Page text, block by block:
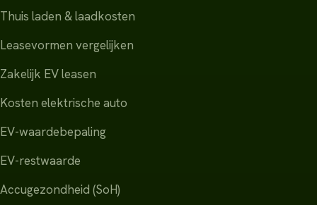
Thuis laden & laadkosten
Leasevormen vergelijken
Zakelijk EV leasen
Kosten elektrische auto
EV-waardebepaling
EV-restwaarde
Accugezondheid (SoH)